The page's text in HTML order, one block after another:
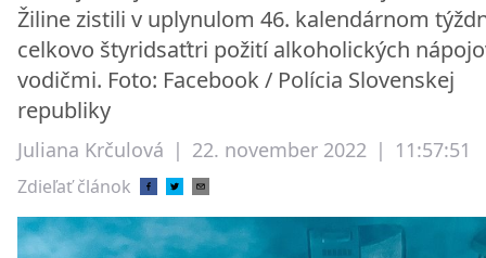
Žiline zistili v uplynulom 46. kalendárnom
celkovo štyridsaťtri požití alkoholických
vodičmi. Foto: Facebook / Polícia Slovenskej
republiky
Juliana Krčulová | 22. november 2022 | 11:57:51
Zdieľať článok